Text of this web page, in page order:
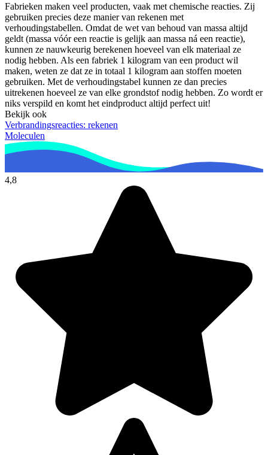
Fabrieken maken veel producten, vaak met chemische reacties. Zij
gebruiken precies deze manier van rekenen met
verhoudingstabellen. Omdat de wet van behoud van massa altijd
geldt (massa vóór een reactie is gelijk aan massa ná een reactie),
kunnen ze nauwkeurig berekenen hoeveel van elk materiaal ze
nodig hebben. Als een fabriek 1 kilogram van een product wil
maken, weten ze dat ze in totaal 1 kilogram aan stoffen moeten
gebruiken. Met de verhoudingstabel kunnen ze dan precies
uitrekenen hoeveel ze van elke grondstof nodig hebben. Zo wordt er
niks verspild en komt het eindproduct altijd perfect uit!
Bekijk ook
Verbrandingsreacties: rekenen
Moleculen
4,8